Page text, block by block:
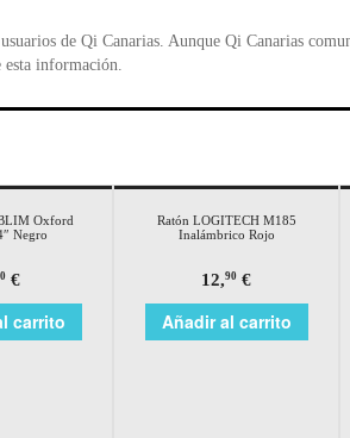
de Qi Canarias. Aunque Qi Canarias
información.
Oxford
Negro
€
carrito
Ratón LOGITECH M185
Inalámbrico Rojo
12,90 €
Añadir al carrito